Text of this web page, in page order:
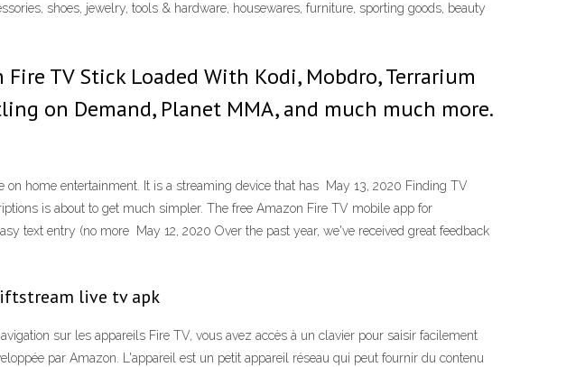
shoes, jewelry, tools & hardware, housewares, furniture, sporting goods, beauty
TV Stick Loaded With Kodi, Mobdro, Terrarium
on Demand, Planet MMA, and much much more.
home entertainment. It is a streaming device that has May 13, 2020 Finding TV
is about to get much simpler. The free Amazon Fire TV mobile app for
text entry (no more May 12, 2020 Over the past year, we've received great feedback
live tv apk
sur les appareils Fire TV, vous avez accès à un clavier pour saisir facilement
par Amazon. L'appareil est un petit appareil réseau qui peut fournir du contenu